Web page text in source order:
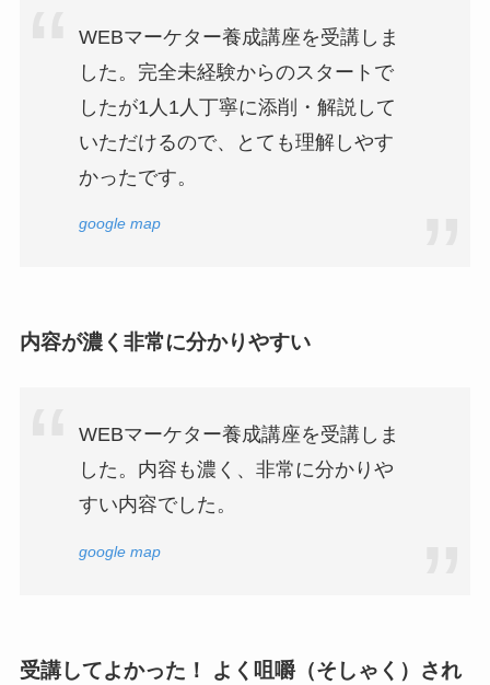
WEBマーケター養成講座を受講しま
した。完全未経験からのスタートで
したが1人1人丁寧に添削・解説して
いただけるので、とても理解しやす
かったです。
google map
内容が濃く非常に分かりやすい
WEBマーケター養成講座を受講しま
した。内容も濃く、非常に分かりや
すい内容でした。
google map
受講してよかった！ よく咀嚼（そしゃく）され